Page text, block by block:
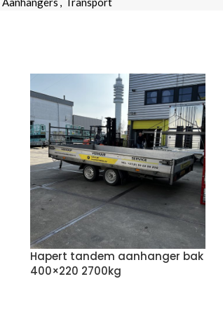
Hapert tandem aanhanger bak
400×220 2700kg